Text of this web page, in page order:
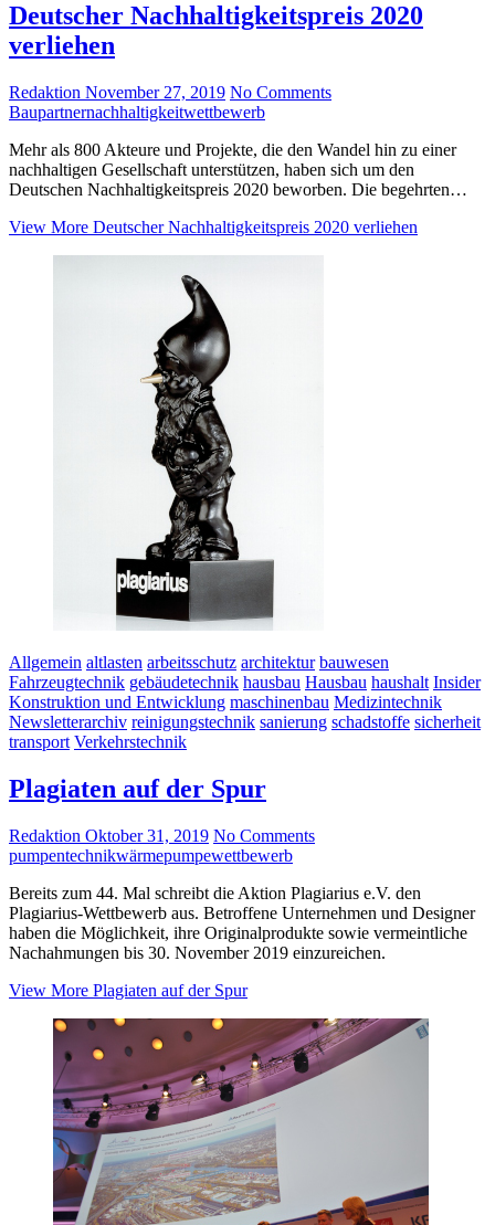
Deutscher Nachhaltigkeitspreis 2020
verliehen
Redaktion November 27, 2019 No Comments
Baupartnernachhaltigkeitwettbewerb
Mehr als 800 Akteure und Projekte, die den Wandel hin zu einer
nachhaltigen Gesellschaft unterstützen, haben sich um den
Deutschen Nachhaltigkeitspreis 2020 beworben. Die begehrten…
View More Deutscher Nachhaltigkeitspreis 2020 verliehen
Allgemein altlasten arbeitsschutz architektur bauwesen
Fahrzeugtechnik gebäudetechnik hausbau Hausbau haushalt Insider
Konstruktion und Entwicklung maschinenbau Medizintechnik
Newsletterarchiv reinigungstechnik sanierung schadstoffe sicherheit
transport Verkehrstechnik
Plagiaten auf der Spur
Redaktion Oktober 31, 2019 No Comments
pumpentechnikwärmepumpewettbewerb
Bereits zum 44. Mal schreibt die Aktion Plagiarius e.V. den
Plagiarius-Wettbewerb aus. Betroffene Unternehmen und Designer
haben die Möglichkeit, ihre Originalprodukte sowie vermeintliche
Nachahmungen bis 30. November 2019 einzureichen.
View More Plagiaten auf der Spur